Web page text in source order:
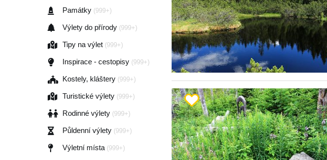
Památky (999+)
Výlety do přírody (999+)
Tipy na výlet (999+)
Inspirace - cestopisy (999+)
Kostely, kláštery (999+)
Turistické výlety (999+)
Rodinné výlety (999+)
Půldenní výlety (999+)
Výletní místa (999+)